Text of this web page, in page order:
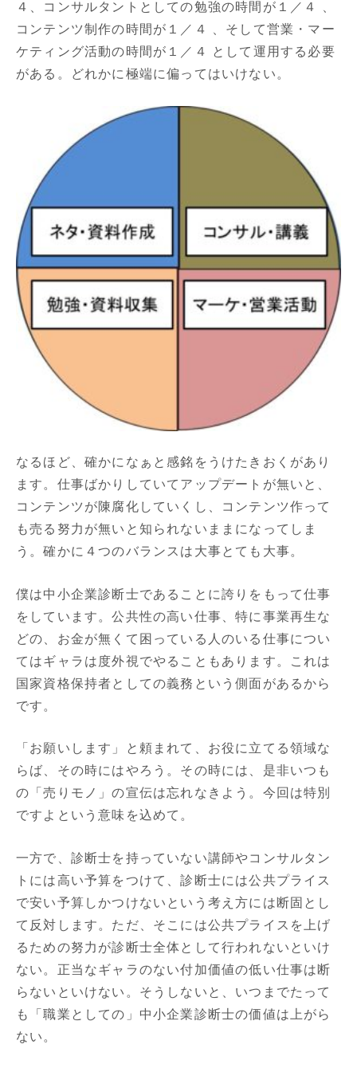
４、コンサルタントとしての勉強の時間が１／４ 、
コンテンツ制作の時間が１／４ 、そして営業・マー
ケティング活動の時間が１／４ として運用する必要
がある。どれかに極端に偏ってはいけない。
なるほど、確かになぁと感銘をうけたきおくがあり
ます。仕事ばかりしていてアップデートが無いと、
コンテンツが陳腐化していくし、コンテンツ作って
も売る努力が無いと知られないままになってしま
う。確かに４つのバランスは大事とても大事。
僕は中小企業診断士であることに誇りをもって仕事
をしています。公共性の高い仕事、特に事業再生な
どの、お金が無くて困っている人のいる仕事につい
てはギャラは度外視でやることもあります。これは
国家資格保持者としての義務という側面があるから
です。
「お願いします」と頼まれて、お役に立てる領域な
らば、その時にはやろう。その時には、是非いつも
の「売りモノ」の宣伝は忘れなきよう。今回は特別
ですよという意味を込めて。
一方で、診断士を持っていない講師やコンサルタン
トには高い予算をつけて、診断士には公共プライス
で安い予算しかつけないという考え方には断固とし
て反対します。ただ、そこには公共プライスを上げ
るための努力が診断士全体として行われないといけ
ない。正当なギャラのない付加価値の低い仕事は断
らないといけない。そうしないと、いつまでたって
も「職業としての」中小企業診断士の価値は上がら
ない。